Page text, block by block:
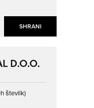
SHRANI
D.O.O.
številk)